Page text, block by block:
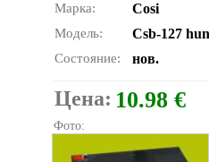
Марка: Cosi
Модель: Csb-127
Состояние: нов.
Цена: 10.98 €
Фото: